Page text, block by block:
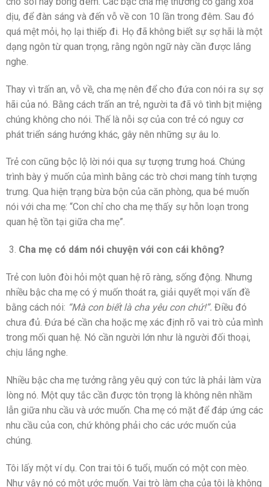
dịu, để đàn sáng và đến vỗ về con 10 lần trong đêm. Sau đó
quá mệt mỏi, họ lại thiếp đi. Họ đã không biết sự sợ hãi là một
dạng ngôn từ quan trọng, rằng ngôn ngữ này cần được lắng
nghe.
Thay vì trấn an, vỗ về, cha mẹ nên để cho đứa con nói ra sự sợ
hãi của nó. Bằng cách trấn an trẻ, người ta đã vô tình bịt miệng
chúng không cho nói. Thế là nỗi sợ của con trẻ có nguy cơ
phát triển sáng hướng khác, gây nên những sự âu lo.
Trẻ con cũng bộc lộ lời nói qua sự tượng trưng hoá. Chúng
trình bày ý muốn của mình bằng các trò chơi mang tính tượng
trưng. Qua hiện trạng bừa bộn của căn phòng, qua bé muốn
nói với cha mẹ: “Con chỉ cho cha mẹ thấy sự hỗn loạn trong
quan hệ tồn tại giữa cha mẹ”.
Cha mẹ có dám nói chuyện với con cái không?
Trẻ con luôn đòi hỏi một quan hệ rõ ràng, sống động. Nhưng
nhiều bậc cha mẹ có ý muốn thoát ra, giải quyết mọi vấn đề
bằng cách nói: “Mà con biết là cha yêu con chứ!”. Điều đó
chưa đủ. Đứa bé cần cha hoặc mẹ xác định rõ vai trò của mình
trong mối quan hệ. Nó cần người lớn như là người đối thoại,
chịu lắng nghe.
Nhiều bậc cha mẹ tưởng rằng yêu quý con tức là phải làm vừa
lòng nó. Một quy tắc cần được tôn trọng là không nên nhầm
lẫn giữa nhu cầu và ước muốn. Cha mẹ có mặt để đáp ứng các
nhu cầu của con, chứ không phải cho các ước muốn của
chúng.
Tôi lấy một ví dụ. Con trai tôi 6 tuổi, muốn có một con mèo.
Như vậy nó có một ước muốn. Vai trò làm cha của tôi là không